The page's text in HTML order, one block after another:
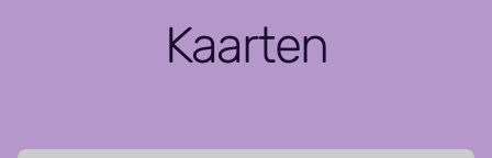
Kaarten